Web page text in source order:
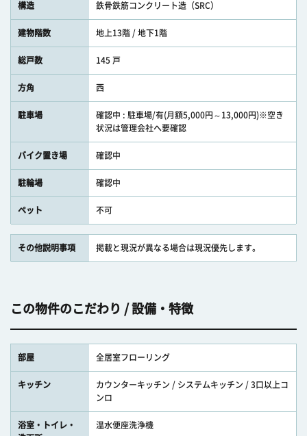
構造 鉄骨鉄筋コンクリート造（SRC）
建物階数 地上13階 / 地下1階
総戸数 145 戸
方角 西
駐車場
確認中 : 駐車場/有(月額5,000円～13,000円)※空き
状況は管理会社へ要確認
バイク置き場 確認中
駐輪場 確認中
ペット 不可
その他説明事項 掲載と現況が異なる場合は現況優先します。
この物件のこだわり / 設備・特徴
部屋 全居室フローリング
キッチン
カウンターキッチン / システムキッチン / 3口以上コ
ンロ
浴室・トイレ・
温水便座洗浄機